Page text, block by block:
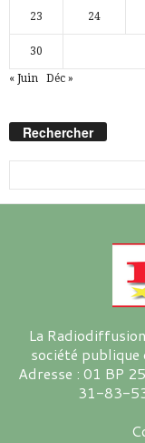
23 24
30
« Juin Déc »
Rechercher
La
société publique
Adresse : 01 BP
31-83-